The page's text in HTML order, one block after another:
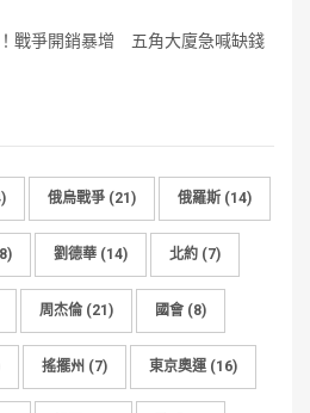
戰爭開銷暴增 五角大廈急喊缺錢
俄烏戰爭 (21) 俄羅斯 (14)
劉德華 (14) 北約 (7)
周杰倫 (21) 國會 (8)
搖擺州 (7) 東京奧運(16)